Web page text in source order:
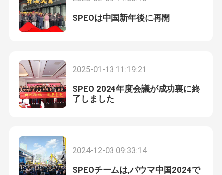
プロダクト
私達について
工場旅行
私達に連絡しなさい
SPEOは中国新年後に再開
2025-01-13 11:19:21
SPEO 2024年度会議が成功裏に終
了しました
2024-12-03 09:33:14
SPEOチームは,バウマ中国2024で